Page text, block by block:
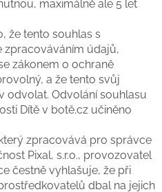
maximálně ale 5 let
že tento souhlas s
zpracováváním údajů,
zákonem o ochraně
a že tento svůj
odvolat. Odvolání souhlasu
Dítě v botě.cz učiněno
zpracovává pro správce
Pixal, s.r.o., provozovatel
čestně vyhlašuje, že při
dbal na jejich